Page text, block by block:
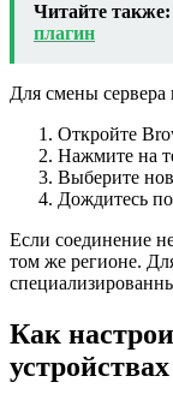
Читайте также:
плагин
Для смены
Откройте
Нажмите на
Выберите
Дождитесь
Если соединение
том же регионе.
Как
устройствах